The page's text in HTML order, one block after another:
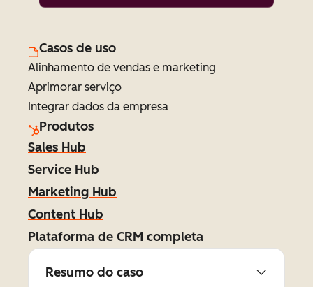
Casos de uso
Alinhamento de vendas e marketing
Aprimorar serviço
Integrar dados da empresa
Produtos
Sales Hub
Service Hub
Marketing Hub
Content Hub
Plataforma de CRM completa
Resumo do caso